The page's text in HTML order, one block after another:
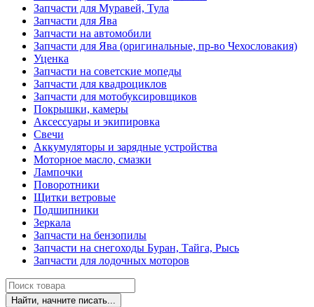
Запчасти для Муравей, Тула
Запчасти для Ява
Запчасти на автомобили
Запчасти для Ява (оригинальные, пр-во Чехословакия)
Уценка
Запчасти на советские мопеды
Запчасти для квадроциклов
Запчасти для мотобуксировщиков
Покрышки, камеры
Аксессуары и экипировка
Свечи
Аккумуляторы и зарядные устройства
Моторное масло, смазки
Лампочки
Поворотники
Щитки ветровые
Подшипники
Зеркала
Запчасти на бензопилы
Запчасти на снегоходы Буран, Тайга, Рысь
Запчасти для лодочных моторов
Найти, начните писать...